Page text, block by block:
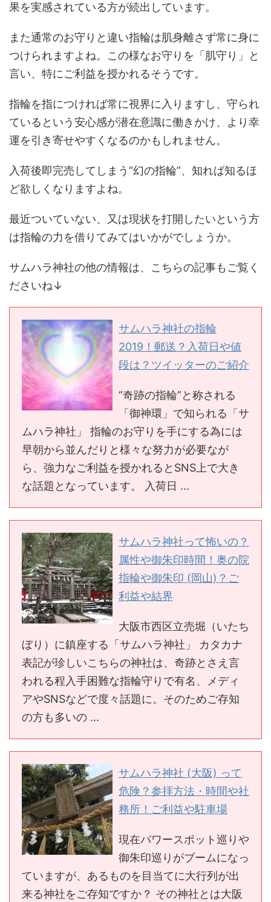
果を実感されている方が続出しています。
また通常のお守りと違い指輪は肌身離さず常に身に
つけられますよね。この様なお守りを「肌守り」と
言い、特にご利益を授かれるそうです。
指輪を指につければ常に視界に入りますし、守られ
ているという安心感が潜在意識に働きかけ、より幸
運を引き寄せやすくなるのかもしれません。
入荷後即完売してしまう“幻の指輪”、知れば知るほ
ど欲しくなりますよね。
最近ついていない、又は現状を打開したいという方
は指輪の力を借りてみてはいかがでしょうか。
サムハラ神社の他の情報は、こちらの記事もご覧く
ださいね↓
サムハラ神社の指輪
2019！郵送？入荷日や値
段は？ツイッターのご紹介
“奇跡の指輪”と称される
「御神環」で知られる「サ
ムハラ神社」 指輪のお守りを手にする為には
早朝から並んだりと様々な努力が必要なが
ら、強力なご利益を授かれるとSNS上で大き
な話題となっています。 入荷日 ...
サムハラ神社って怖いの？
属性や御朱印時間！奥の院
指輪や御朱印 (岡山)？ご
利益や結界
大阪市西区立売堀（いたち
ぼり）に鎮座する「サムハラ神社」 カタカナ
表記が珍しいこちらの神社は、奇跡とさえ言
われる程入手困難な指輪守りで有名、メディ
アやSNSなどで度々話題に。そのためご存知
の方も多いの ...
サムハラ神社 (大阪) って
危険？参拝方法・時間や社
務所！ご利益や駐車場
現在パワースポット巡りや
御朱印巡りがブームになっ
ていますが、あるものを目当てに大行列が出
来る神社をご存知ですか？ その神社とは大阪